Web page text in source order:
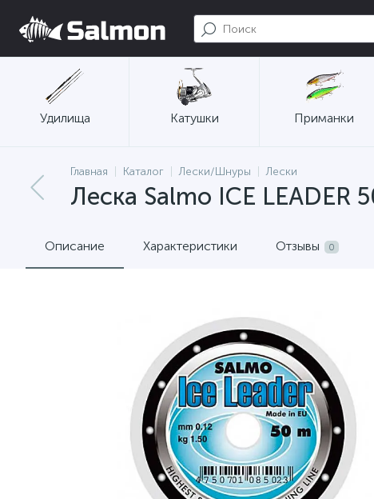
Удилища Катушки Приманки
Главная Каталог Лески/Шнуры Лески
Леска Salmo ICE LEADER
Описание Характеристики Отзывы 0